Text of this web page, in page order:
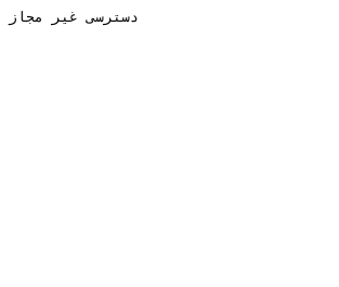
دسترسی غیر مجاز